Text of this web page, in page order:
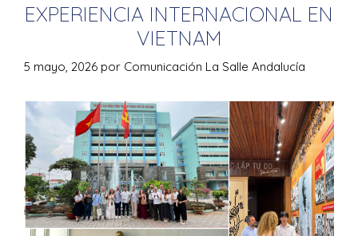
EXPERIENCIA INTERNACIONAL EN
VIETNAM
5 mayo, 2026 por Comunicación La Salle Andalucía